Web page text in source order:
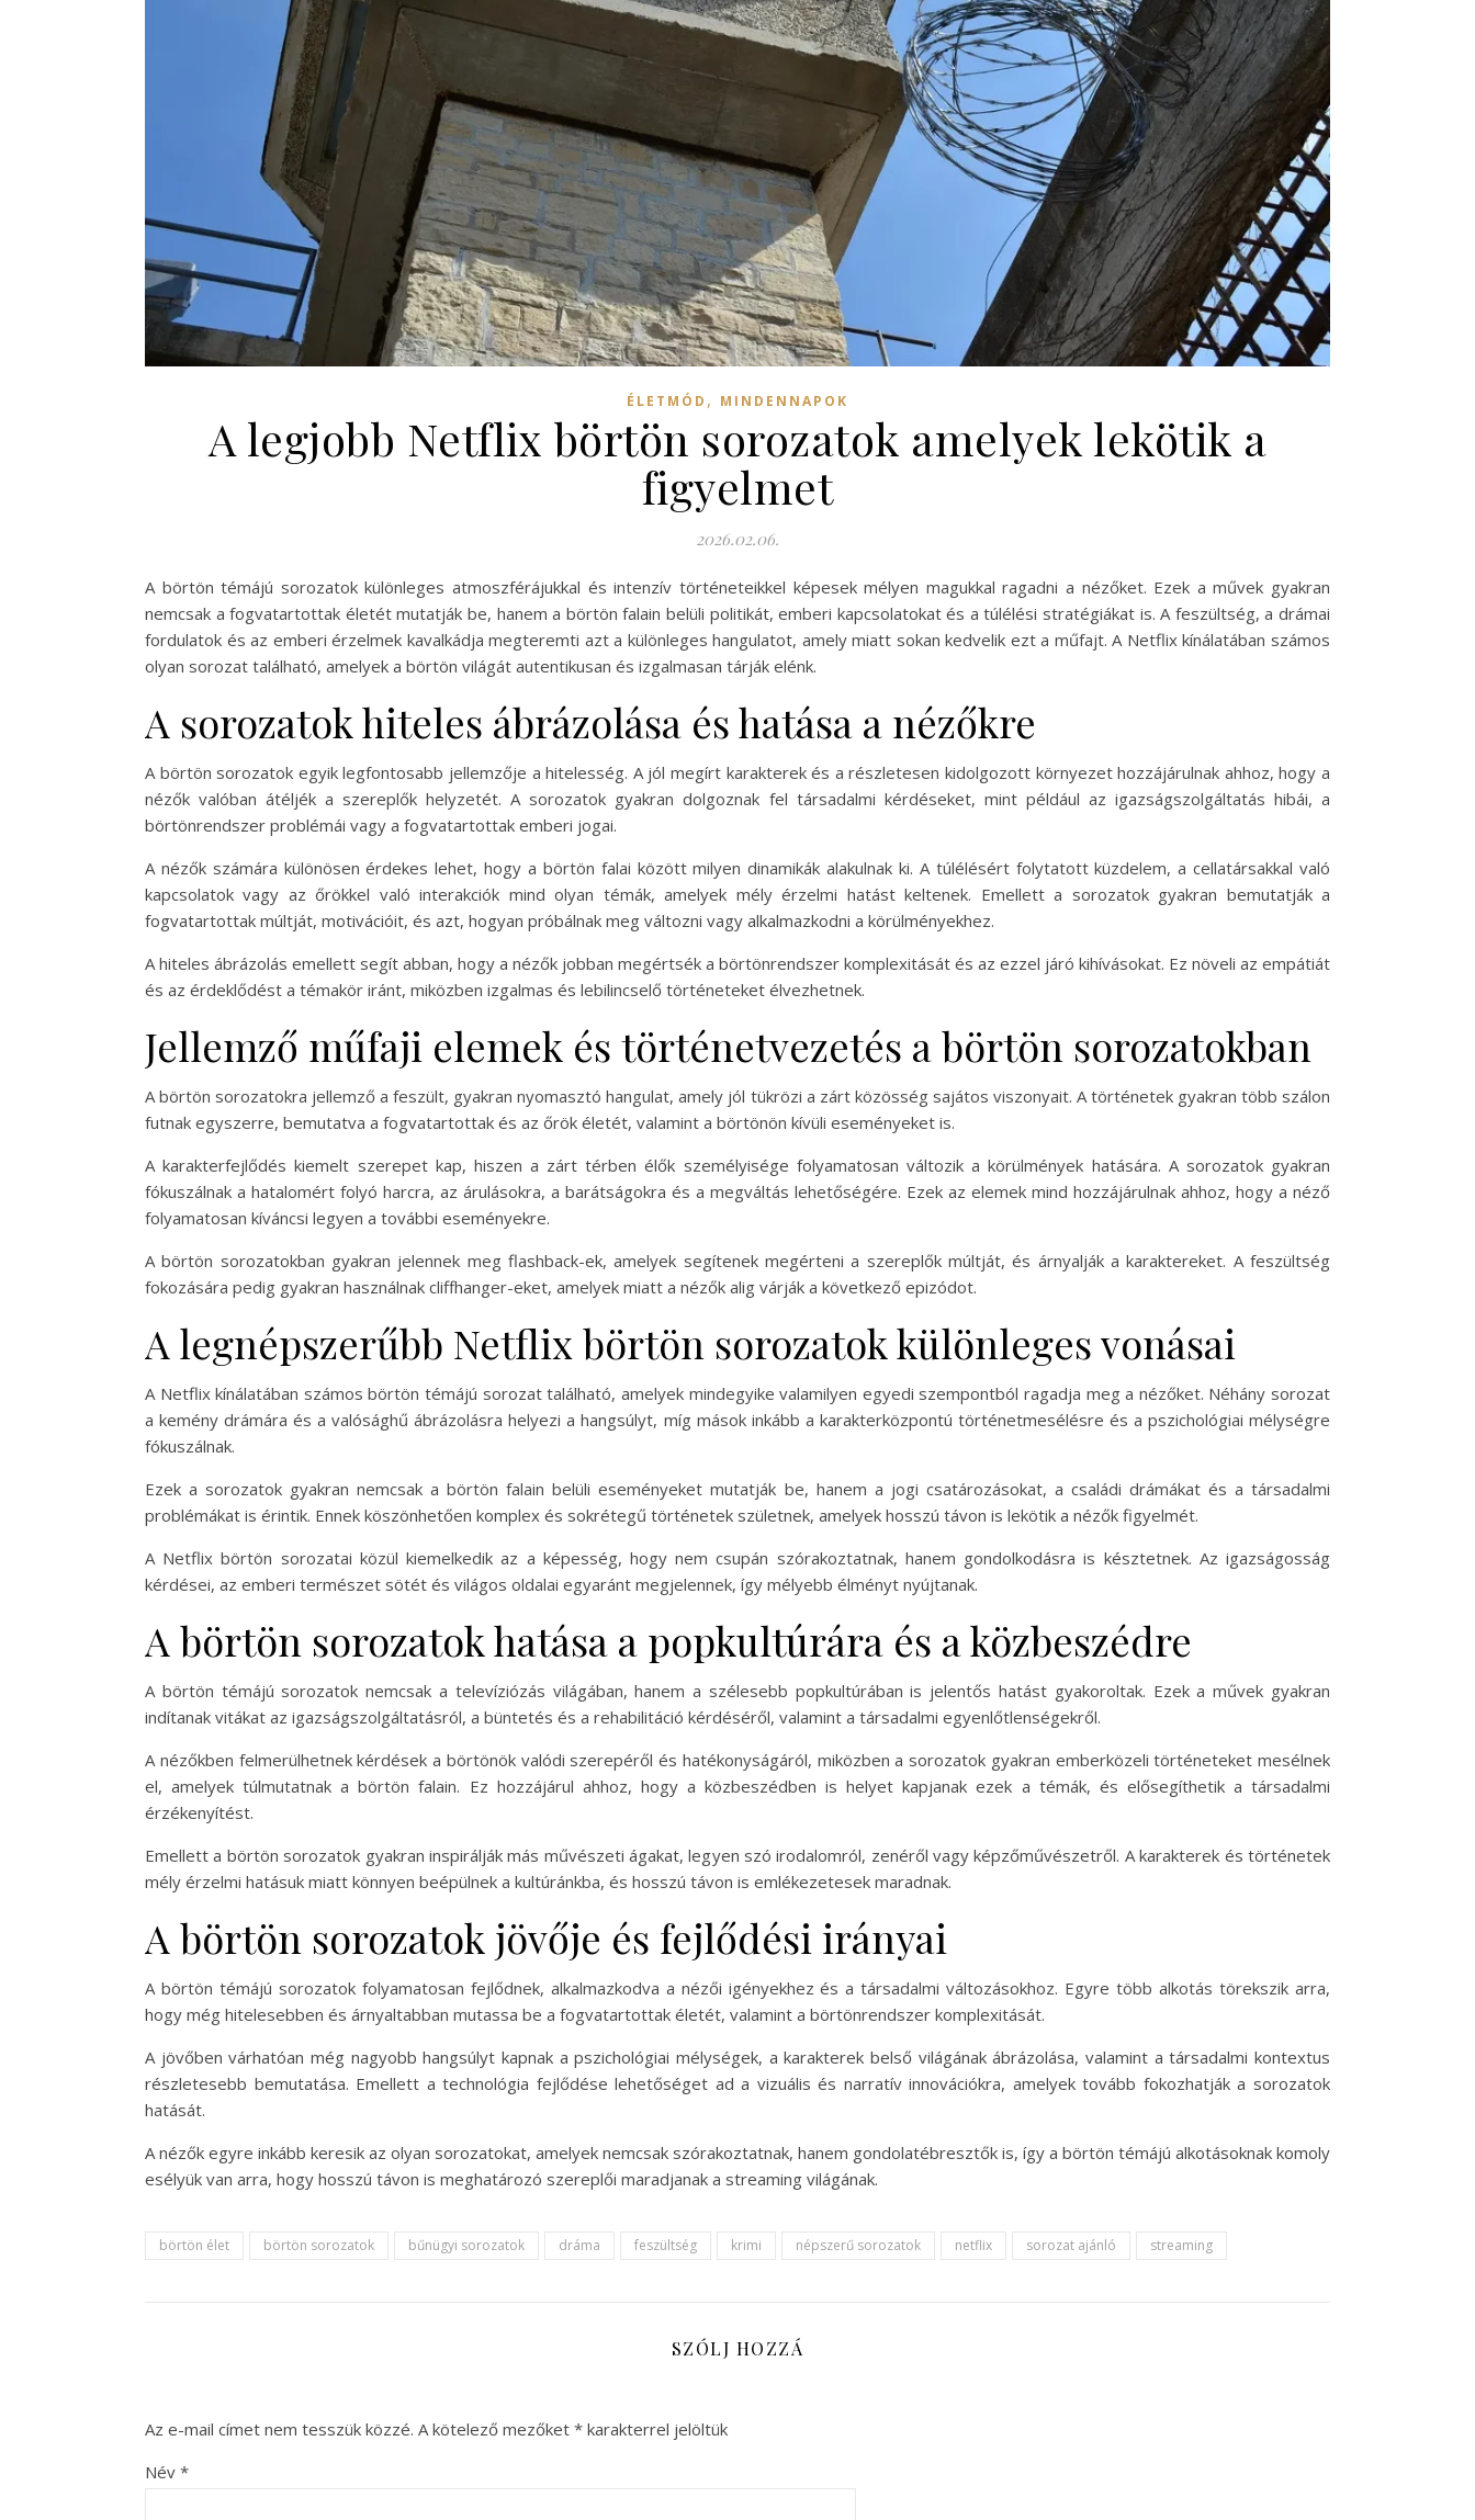
ÉLETMÓD , MINDENNAPOK
A legjobb Netflix börtön sorozatok amelyek lekötik a
figyelmet
2026.02.06.
A börtön témájú sorozatok különleges atmoszférájukkal és intenzív történeteikkel képesek mélyen magukkal ragadni a nézőket. Ezek a művek gyakran
nemcsak a fogvatartottak életét mutatják be, hanem a börtön falain belüli politikát, emberi kapcsolatokat és a túlélési stratégiákat is. A feszültség, a drámai
fordulatok és az emberi érzelmek kavalkádja megteremti azt a különleges hangulatot, amely miatt sokan kedvelik ezt a műfajt. A Netflix kínálatában számos
olyan sorozat található, amelyek a börtön világát autentikusan és izgalmasan tárják elénk.
A sorozatok hiteles ábrázolása és hatása a nézőkre
A börtön sorozatok egyik legfontosabb jellemzője a hitelesség. A jól megírt karakterek és a részletesen kidolgozott környezet hozzájárulnak ahhoz, hogy a
nézők valóban átéljék a szereplők helyzetét. A sorozatok gyakran dolgoznak fel társadalmi kérdéseket, mint például az igazságszolgáltatás hibái, a
börtönrendszer problémái vagy a fogvatartottak emberi jogai.
A nézők számára különösen érdekes lehet, hogy a börtön falai között milyen dinamikák alakulnak ki. A túlélésért folytatott küzdelem, a cellatársakkal való
kapcsolatok vagy az őrökkel való interakciók mind olyan témák, amelyek mély érzelmi hatást keltenek. Emellett a sorozatok gyakran bemutatják a
fogvatartottak múltját, motivációit, és azt, hogyan próbálnak meg változni vagy alkalmazkodni a körülményekhez.
A hiteles ábrázolás emellett segít abban, hogy a nézők jobban megértsék a börtönrendszer komplexitását és az ezzel járó kihívásokat. Ez növeli az empátiát
és az érdeklődést a témakör iránt, miközben izgalmas és lebilincselő történeteket élvezhetnek.
Jellemző műfaji elemek és történetvezetés a börtön sorozatokban
A börtön sorozatokra jellemző a feszült, gyakran nyomasztó hangulat, amely jól tükrözi a zárt közösség sajátos viszonyait. A történetek gyakran több szálon
futnak egyszerre, bemutatva a fogvatartottak és az őrök életét, valamint a börtönön kívüli eseményeket is.
A karakterfejlődés kiemelt szerepet kap, hiszen a zárt térben élők személyisége folyamatosan változik a körülmények hatására. A sorozatok gyakran
fókuszálnak a hatalomért folyó harcra, az árulásokra, a barátságokra és a megváltás lehetőségére. Ezek az elemek mind hozzájárulnak ahhoz, hogy a néző
folyamatosan kíváncsi legyen a további eseményekre.
A börtön sorozatokban gyakran jelennek meg flashback-ek, amelyek segítenek megérteni a szereplők múltját, és árnyalják a karaktereket. A feszültség
fokozására pedig gyakran használnak cliffhanger-eket, amelyek miatt a nézők alig várják a következő epizódot.
A legnépszerűbb Netflix börtön sorozatok különleges vonásai
A Netflix kínálatában számos börtön témájú sorozat található, amelyek mindegyike valamilyen egyedi szempontból ragadja meg a nézőket. Néhány sorozat
a kemény drámára és a valósághű ábrázolásra helyezi a hangsúlyt, míg mások inkább a karakterközpontú történetmesélésre és a pszichológiai mélységre
fókuszálnak.
Ezek a sorozatok gyakran nemcsak a börtön falain belüli eseményeket mutatják be, hanem a jogi csatározásokat, a családi drámákat és a társadalmi
problémákat is érintik. Ennek köszönhetően komplex és sokrétegű történetek születnek, amelyek hosszú távon is lekötik a nézők figyelmét.
A Netflix börtön sorozatai közül kiemelkedik az a képesség, hogy nem csupán szórakoztatnak, hanem gondolkodásra is késztetnek. Az igazságosság
kérdései, az emberi természet sötét és világos oldalai egyaránt megjelennek, így mélyebb élményt nyújtanak.
A börtön sorozatok hatása a popkultúrára és a közbeszédre
A börtön témájú sorozatok nemcsak a televíziózás világában, hanem a szélesebb popkultúrában is jelentős hatást gyakoroltak. Ezek a művek gyakran
indítanak vitákat az igazságszolgáltatásról, a büntetés és a rehabilitáció kérdéséről, valamint a társadalmi egyenlőtlenségekről.
A nézőkben felmerülhetnek kérdések a börtönök valódi szerepéről és hatékonyságáról, miközben a sorozatok gyakran emberközeli történeteket mesélnek
el, amelyek túlmutatnak a börtön falain. Ez hozzájárul ahhoz, hogy a közbeszédben is helyet kapjanak ezek a témák, és elősegíthetik a társadalmi
érzékenyítést.
Emellett a börtön sorozatok gyakran inspirálják más művészeti ágakat, legyen szó irodalomról, zenéről vagy képzőművészetről. A karakterek és történetek
mély érzelmi hatásuk miatt könnyen beépülnek a kultúránkba, és hosszú távon is emlékezetesek maradnak.
A börtön sorozatok jövője és fejlődési irányai
A börtön témájú sorozatok folyamatosan fejlődnek, alkalmazkodva a nézői igényekhez és a társadalmi változásokhoz. Egyre több alkotás törekszik arra,
hogy még hitelesebben és árnyaltabban mutassa be a fogvatartottak életét, valamint a börtönrendszer komplexitását.
A jövőben várhatóan még nagyobb hangsúlyt kapnak a pszichológiai mélységek, a karakterek belső világának ábrázolása, valamint a társadalmi kontextus
részletesebb bemutatása. Emellett a technológia fejlődése lehetőséget ad a vizuális és narratív innovációkra, amelyek tovább fokozhatják a sorozatok
hatását.
A nézők egyre inkább keresik az olyan sorozatokat, amelyek nemcsak szórakoztatnak, hanem gondolatébresztők is, így a börtön témájú alkotásoknak komoly
esélyük van arra, hogy hosszú távon is meghatározó szereplői maradjanak a streaming világának.
börtön élet börtön sorozatok bűnügyi sorozatok dráma feszültség krimi népszerű sorozatok netflix sorozat ajánló streaming
SZÓLJ HOZZÁ
Az e-mail címet nem tesszük közzé. A kötelező mezőket * karakterrel jelöltük
Név *